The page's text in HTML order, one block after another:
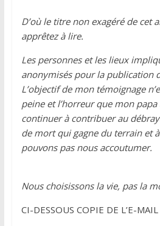
D’où le titre non exagéré de cet
apprêtez à lire.
Les personnes et les lieux
anonymisés pour la publication
L’objectif de mon témoignage
peine et l’horreur que mon
continuer à contribuer au
de mort qui gagne du terrain et
pouvons pas nous accoutumer.
Nous choisissons la vie, pas la
CI-DESSOUS COPIE DE L’E-MAIL